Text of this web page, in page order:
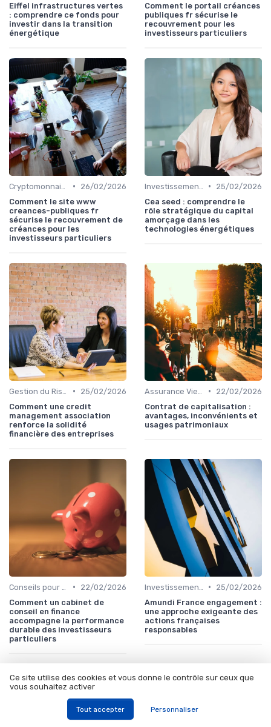
Eiffel infrastructures vertes
: comprendre ce fonds pour
investir dans la transition
énergétique
Comment le portail créances
publiques fr sécurise le
recouvrement pour les
investisseurs particuliers
•
26/02/2026
Comment le site www
creances-publiques fr
sécurise le recouvrement de
créances pour les
investisseurs particuliers
•
25/02/2026
Cea seed : comprendre le
rôle stratégique du capital
amorçage dans les
technologies énergétiques
•
25/02/2026
Comment une credit
management association
renforce la solidité
financière des entreprises
•
22/02/2026
Contrat de capitalisation :
avantages, inconvénients et
usages patrimoniaux
•
22/02/2026
Comment un cabinet de
conseil en finance
accompagne la performance
durable des investisseurs
particuliers
•
25/02/2026
Amundi France engagement :
une approche exigeante des
actions françaises
responsables
Les articles par date
Ce site utilise des cookies et vous donne le contrôle sur ceux que
vous souhaitez activer
Tout accepter Personnaliser